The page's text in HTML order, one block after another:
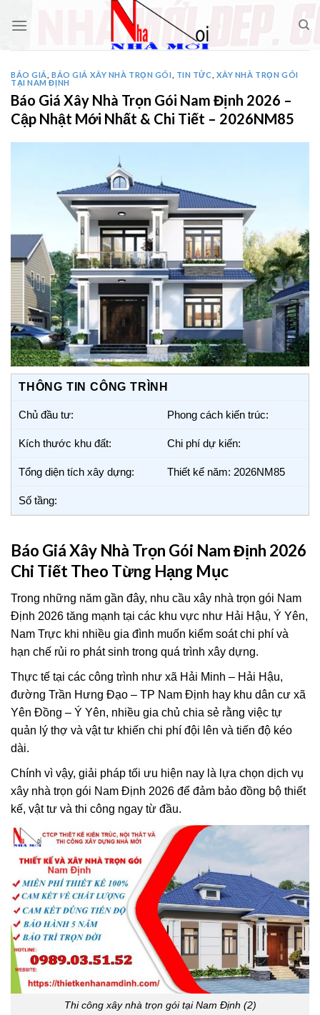
BÁO GIÁ ,BÁO GIÁ XÂY NHÀ TRỌN GÓI TIN TỨC
XÂY NHÀ TRỌN GÓI
TẠI NAM ĐỊNH
Báo Giá Xây Nhà Trọn Gói Nam Định 2026 –
Cập Nhật Mới Nhất & Chi Tiết – 2026NM85
THÔNG TIN CÔNG TRÌNH
Chủ đầu tư: Phong cách kiến trúc:
Kích thước khu đất: Chi phí dự kiến:
Tổng diện tích xây dựng: Thiết kế năm: 2026NM85
Số tầng:
Báo Giá Xây Nhà Trọn Gói Nam Định 2026
Chi Tiết Theo Từng Hạng Mục
Trong những năm gần đây, nhu cầu xây nhà trọn gói Nam
Định 2026 tăng mạnh tại các khu vực như Hải Hậu, Ý Yên,
Nam Trực khi nhiều gia đình muốn kiểm soát chi phí và
hạn chế rủi ro phát sinh trong quá trình xây dựng.
Thực tế tại các công trình như xã Hải Minh – Hải Hậu,
đường Trần Hưng Đạo – TP Nam Định hay khu dân cư xã
Yên Đồng – Ý Yên, nhiều gia chủ chia sẻ rằng việc tự
quản lý thợ và vật tư khiến chi phí đội lên và tiến độ kéo
dài.
Chính vì vậy, giải pháp tối ưu hiện nay là lựa chọn dịch vụ
xây nhà trọn gói Nam Định 2026 để đảm bảo đồng bộ thiết
kế, vật tư và thi công ngay từ đầu.
Thi công xây nhà trọn gói tại Nam Định (2)